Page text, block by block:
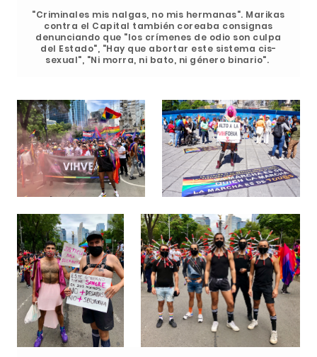
"Criminales mis nalgas, no mis hermanas". Marikas
contra el Capital también coreaba consignas
denunciando que "los crímenes de odio son culpa
del Estado", "Hay que abortar este sistema cis-
sexual", "Ni morra, ni bato, ni género binario".